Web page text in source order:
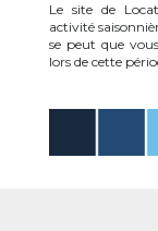
Le site de
activité
se peut que
lors de cette